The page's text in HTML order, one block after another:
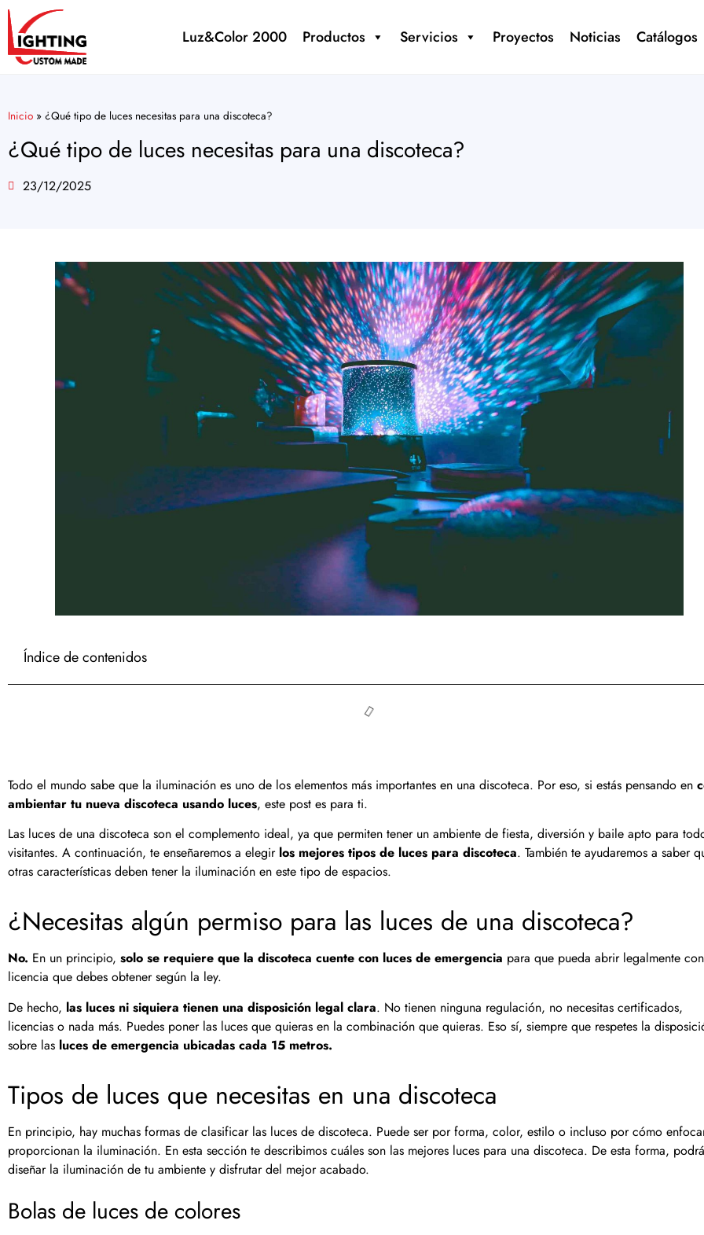
Luz&Color 2000 Productos Servicios Proyectos Noticias Catálogos
Inicio » ¿Qué tipo de luces necesitas para una discoteca?
¿Qué tipo de luces necesitas para una discoteca?
23/12/2025
Índice de contenidos
Todo el mundo sabe que la iluminación es uno de los elementos más importantes en una discoteca. Por eso, si estás pensando en
ambientar tu nueva discoteca usando luces, este post es para ti.
Las luces de una discoteca son el complemento ideal, ya que permiten tener un ambiente de fiesta, diversión y baile apto para
visitantes. A continuación, te enseñaremos a elegirlos mejores tipos de luces para discoteca. También te ayudaremos a saber
otras características deben tener la iluminación en este tipo de espacios.
¿Necesitas algún permiso para las luces de una discoteca?
No. En un principio, solo se requiere que la discoteca cuente con luces de emergencia para que pueda abrir legalmente
licencia que debes obtener según la ley.
De hecho, las luces ni siquiera tienen una disposición legal clara. No tienen ninguna regulación, no necesitas certificados,
licencias o nada más. Puedes poner las luces que quieras en la combinación que quieras. Eso sí, siempre que respetes la
sobre las luces de emergencia ubicadas cada 15 metros.
Tipos de luces que necesitas en una discoteca
En principio, hay muchas formas de clasificar las luces de discoteca. Puede ser por forma, color, estilo o incluso por cómo
proporcionan la iluminación. En esta sección te describimos cuáles son las mejores luces para una discoteca. De esta forma,
diseñar la iluminación de tu ambiente y disfrutar del mejor acabado.
Bolas de luces de colores